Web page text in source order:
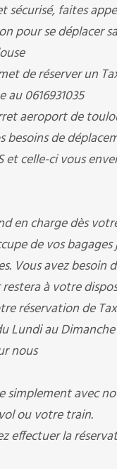
sécurisé, faites
pour se déplacer
de réserver un
0616931035
aeroport de
de
et celle-ci vous
en charge dès
de vos
Vous avez besoin
à votre
réservation de
Lundi au
nous
simplement avec
ou votre train.
effectuer la